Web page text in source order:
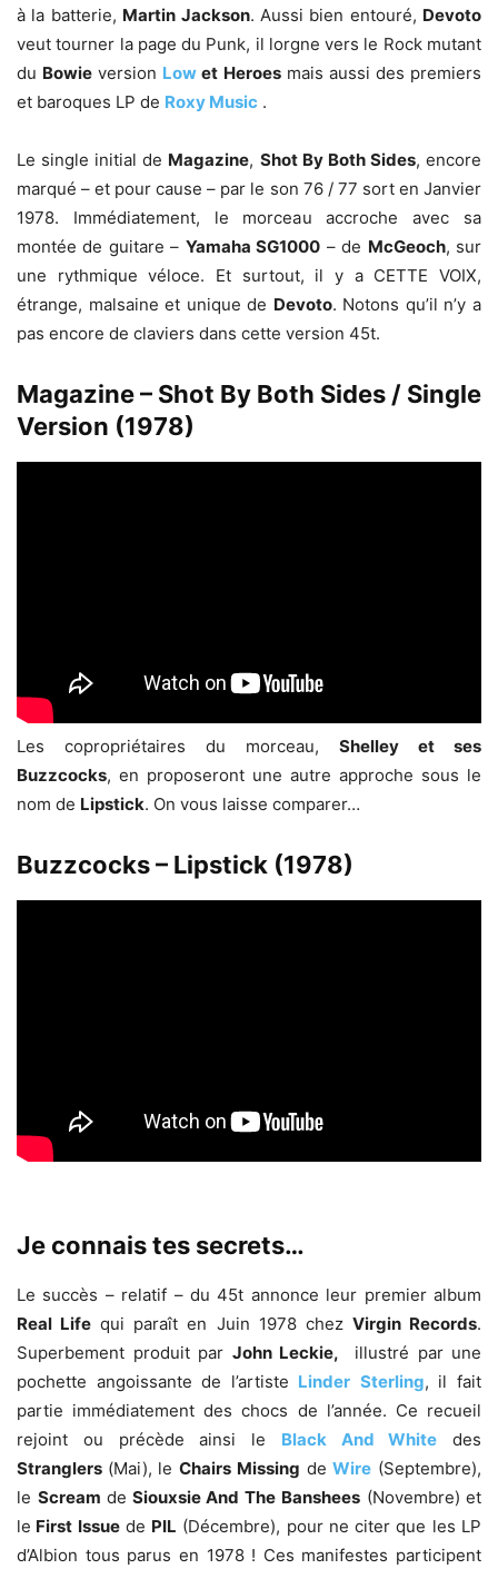
à la batterie, Martin Jackson. Aussi bien entouré, Devoto
veut tourner la page du Punk, il lorgne vers le Rock mutant
du Bowie version Low et Heroesmais aussi des premiers
et baroques LP de Roxy Music .
Le single initial de Magazine, Shot By Both Sides, encore
marqué – et pour cause – par le son 76 / 77 sort en Janvier
1978. Immédiatement, le morceau accroche avec sa
montée de guitare – Yamaha SG1000 – de McGeoch, sur
une rythmique véloce. Et surtout, il y a CETTE VOIX,
étrange, malsaine et unique de Devoto. Notons qu’il n’y a
pas encore de claviers dans cette version 45t.
Magazine – Shot By Both Sides / Single
Version (1978)
Les copropriétaires du morceau, Shelley et ses
Buzzcocks, en proposeront une autre approche sous le
nom de Lipstick. On vous laisse comparer…
Buzzcocks – Lipstick (1978)
Je connais tes secrets…
Le succès – relatif – du 45t annonce leur premier album
Real Life qui paraît en Juin 1978 chez Virgin Records.
Superbement produit par John Leckie,
illustré par une
pochette angoissante de l’artiste Linder Sterling, il fait
partie immédiatement des chocs de l’année. Ce recueil
rejoint ou précède ainsi le Black And White
des
Stranglers (Mai), leChairs Missing deWire (Septembre),
le Scream de Siouxsie And The Banshees (Novembre) et
le First Issuede PIL (Décembre), pour ne citer que les LP
d’Albion tous parus en 1978 ! Ces manifestes participent